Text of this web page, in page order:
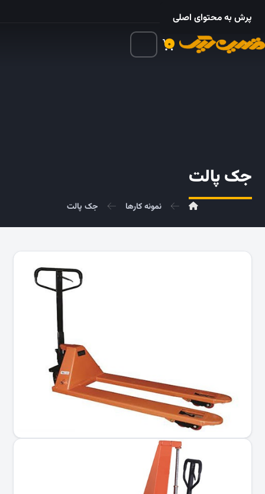
۰۲۱ – ۵۵۲۴ ۵۳۲۵
۰
پرش به محتوای اصلی
جک پالت
نمونه کارها جک پالت